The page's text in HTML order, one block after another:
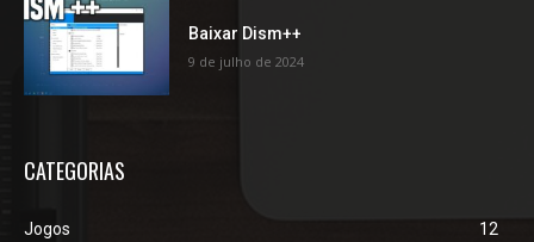
Baixar Dism++
9 de julho de 2024
CATEGORIAS
Jogos
12